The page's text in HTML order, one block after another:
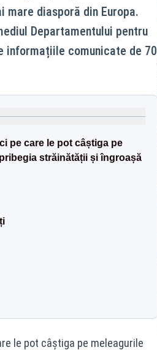
diasporă din Europa.
Departamentului pentru
informațiile comunicate de 70
pe care le pot câștiga pe
străinătății și îngroașă
le pot câștiga pe meleagurile